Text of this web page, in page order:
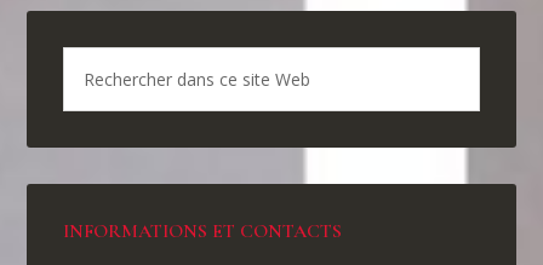
INFORMATIONS ET CONTACTS